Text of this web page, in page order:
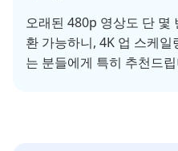
오래된 480p 영상도 단 몇
환 가능하니, 4K 업 스케
는 분들에게 특히 추천드